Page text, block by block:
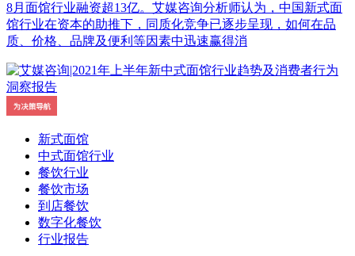
8月面馆行业融资超13亿。艾媒咨询分析师认为，中国新式面
馆行业在资本的助推下，同质化竞争已逐步呈现，如何在品
质、价格、品牌及便利等因素中迅速赢得消
新式面馆
中式面馆行业
餐饮行业
餐饮市场
到店餐饮
数字化餐饮
行业报告